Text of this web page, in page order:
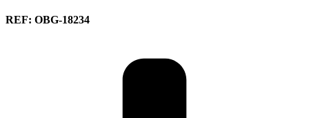
REF: OBG-18234